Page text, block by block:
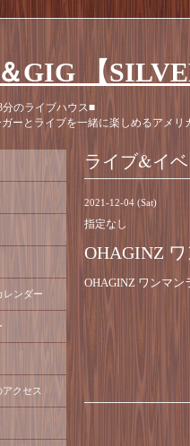
GIG 【
のライブハウス■
ーとライブを一緒に楽しめるアメリ
ライブ&イ
2021-12-04 (Sat)
指定なし
OHAGINZ
OHAGINZ ワンマン
レンダー
クセス